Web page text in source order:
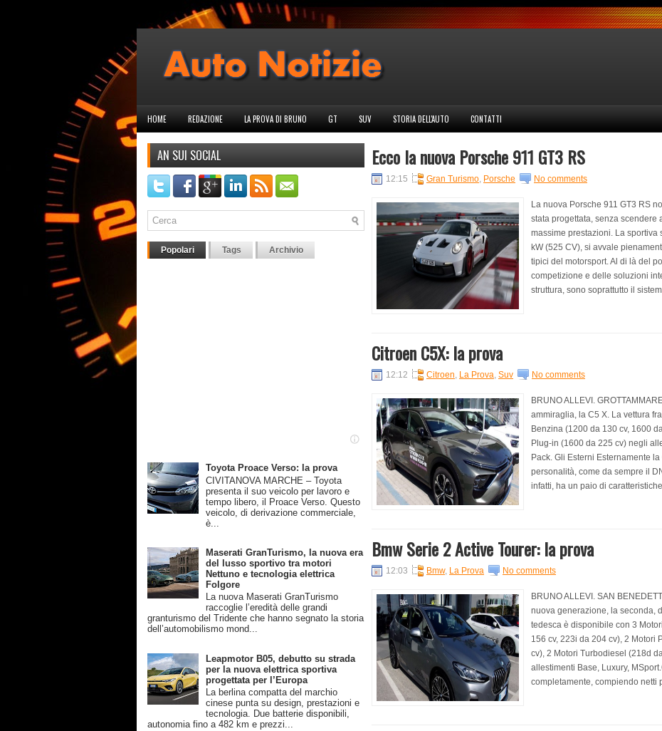
HOME REDAZIONE LA PROVA DI BRUNO GT SUV STORIA DELL'AUTO CONTATTI
AN SUI SOCIAL
Popolari Tags Archivio
Toyota Proace Verso: la prova
CIVITANOVA MARCHE – Toyota
presenta il suo veicolo per lavoro e
tempo libero, il Proace Verso. Questo
veicolo, di derivazione commerciale,
è...
Maserati GranTurismo, la nuova era
del lusso sportivo tra motori
Nettuno e tecnologia elettrica
Folgore
La nuova Maserati GranTurismo
raccoglie l’eredità delle grandi
granturismo del Tridente che hanno segnato la storia
dell’automobilismo mond...
Leapmotor B05, debutto su strada
per la nuova elettrica sportiva
progettata per l’Europa
La berlina compatta del marchio
cinese punta su design, prestazioni e
tecnologia. Due batterie disponibili,
autonomia fino a 482 km e prezzi...
Ecco la nuova Porsche 911 GT3 RS
12:15 Gran Turismo, Porsche No comments
La nuova Porsche 911 GT3 RS
stata progettata, senza scendere
massime prestazioni. La
kW (525 CV), si avvale
tipici del motorsport. Al di là del
competizione e delle soluzioni
struttura, sono soprattutto il
Citroen C5X: la prova
12:12 Citroen, La Prova, Suv No comments
BRUNO ALLEVI.
ammiraglia, la C5 X. La vettura
Benzina (1200 da 130 cv, 1600
Plug-in (1600 da 225 cv) negli
Pack. Gli Esterni Esternamente
personalità, come da sempre il
infatti, ha un paio di
Bmw Serie 2 Active Tourer: la prova
12:03 Bmw, La Prova No comments
BRUNO ALLEVI. SAN
nuova generazione, la seconda,
tedesca è disponibile con 3
156 cv, 223i da 204 cv), 2 Motori
cv), 2 Motori Turbodiesel (218d
allestimenti Base, Luxury,
completamente, compiendo netti